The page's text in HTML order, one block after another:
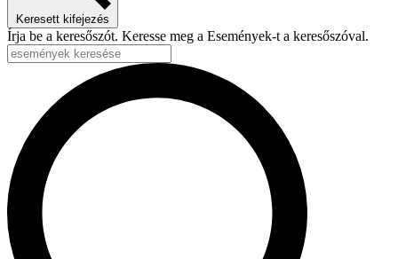
Keresett kifejezés
Írja be a keresőszót. Keresse meg a Események-t a keresőszóval.